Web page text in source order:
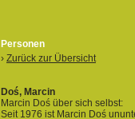
Personen
› Zurück zur Übersicht
Doś, Marcin
Marcin Doś über sich selbst:
Seit 1976 ist Marcin Doś